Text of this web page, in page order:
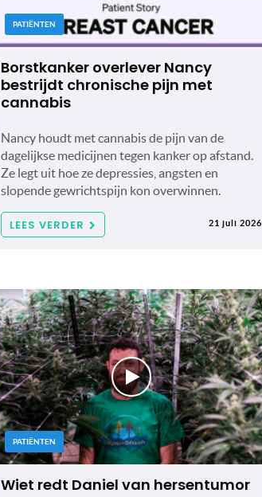
PATIËNTEN
Borstkanker overlever Nancy
bestrijdt chronische pijn met
cannabis
Nancy houdt met cannabis de pijn van de
dagelijkse medicijnen tegen kanker op afstand.
Ze legt uit hoe ze depressies, angsten en
slopende gewrichtspijn kon overwinnen.
LEES VERDER 21 juli 2026
PATIËNTEN
Wiet redt Daniel van hersentumor